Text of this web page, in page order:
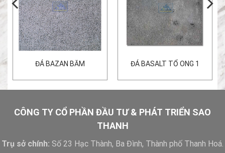
ĐÁ BAZAN BĂM ĐÁ BASALT TỔ ONG 1
CÔNG TY CỔ PHẦN ĐẦU TƯ & PHÁT TRIỂN SAO
THANH
Trụ sở chính: Số 23 Hạc Thành, Ba Đình, Thành phố Thanh Hoá.